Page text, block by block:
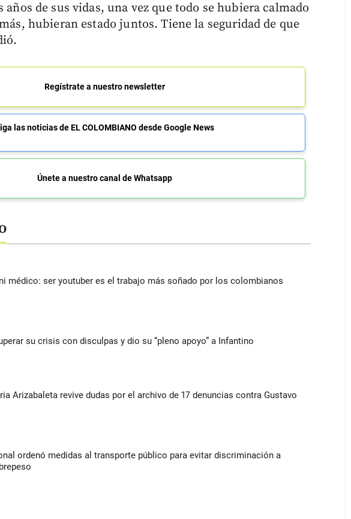
de sus vidas, una vez que todo se hubiera calmado
hubieran estado juntos. Tiene la seguridad de que
Regístrate a nuestro newsletter
las noticias de EL COLOMBIANO desde Google News
Únete a nuestro canal de Whatsapp
médico: ser youtuber es el trabajo más soñado por los colombianos
su crisis con disculpas y dio su “pleno apoyo” a Infantino
Arizabaleta revive dudas por el archivo de 17 denuncias contra Gustavo
ordenó medidas al transporte público para evitar discriminación a